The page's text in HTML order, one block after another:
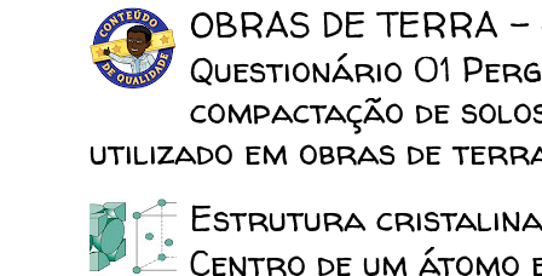
OBRAS DE TERRA -
Questionário 01
compactação de
utilizado em obras de
Estrutura cristalina
Centro de um átomo